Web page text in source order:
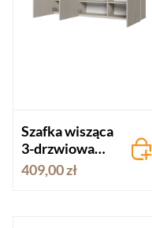
Szafka wisząca
3-drzwiowa
TEEN FLEX
409,00 zł